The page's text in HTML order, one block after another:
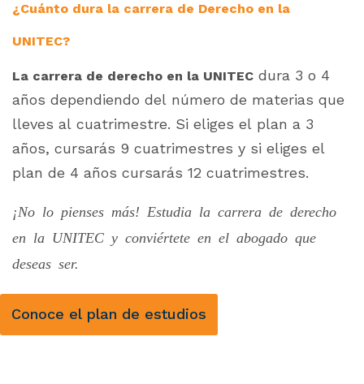
¿Cuánto dura la carrera de Derecho en la
UNITEC?
La carrera de derecho en la UNITEC dura 3 o 4
años dependiendo del número de materias que
lleves al cuatrimestre. Si eliges el plan a 3
años, cursarás 9 cuatrimestres y si eliges el
plan de 4 años cursarás 12 cuatrimestres.
¡No lo pienses más! Estudia la carrera de derecho
en la UNITEC y conviértete en el abogado que
deseas ser.
Conoce el plan de estudios